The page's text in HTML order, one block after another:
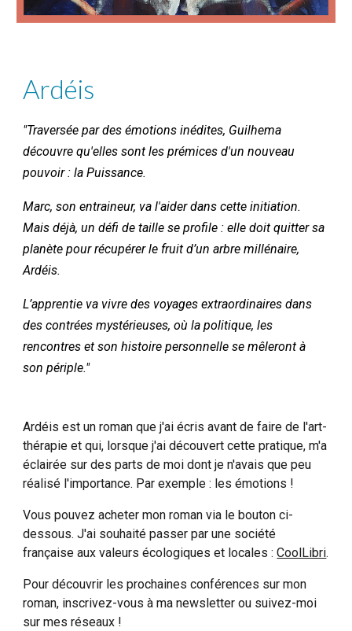
Ardéis
"Traversée par des émotions inédites, Guilhema
découvre qu'elles sont les prémices d'un nouveau
pouvoir : la Puissance.
Marc, son entraineur, va l'aider dans cette initiation.
Mais déjà, un défi de taille se profile : elle doit quitter sa
planète pour récupérer le fruit d’un arbre millénaire,
Ardéis.
L’apprentie va vivre des voyages extraordinaires dans
des contrées mystérieuses, où la politique, les
rencontres et son histoire personnelle se mêleront à
son périple."
Ardéis est un roman que j'ai écris avant de faire de l'art-
thérapie et qui, lorsque j'ai découvert cette pratique, m'a
éclairée sur des parts de moi dont je n'avais que peu
réalisé l'importance. Par exemple : les émotions !
Vous pouvez acheter mon roman via le bouton ci-
dessous. J'ai souhaité passer par une société
française aux valeurs écologiques et locales :CoolLibri.
Pour découvrir les prochaines conférences sur mon
roman, inscrivez-vous à ma newsletter ou suivez-moi
sur mes réseaux !